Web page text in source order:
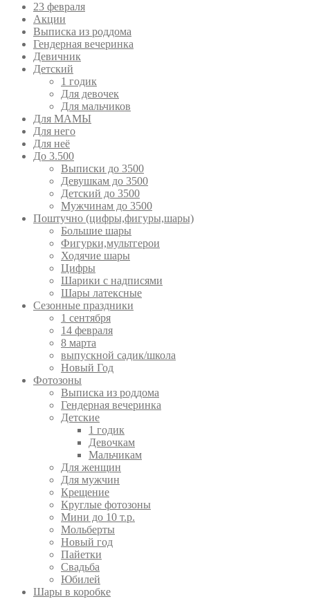
23 февраля
Акции
Выписка из роддома
Гендерная вечеринка
Девичник
Детский
1 годик
Для девочек
Для мальчиков
Для МАМЫ
Для него
Для неё
До 3.500
Выписки до 3500
Девушкам до 3500
Детский до 3500
Мужчинам до 3500
Поштучно (цифры,фигуры,шары)
Большие шары
Фигурки,мультгерои
Ходячие шары
Цифры
Шарики с надписями
Шары латексные
Сезонные праздники
1 сентября
14 февраля
8 марта
выпускной садик/школа
Новый Год
Фотозоны
Выписка из роддома
Гендерная вечеринка
Детские
1 годик
Девочкам
Мальчикам
Для женщин
Для мужчин
Крещение
Круглые фотозоны
Мини до 10 т.р.
Мольберты
Новый год
Пайетки
Свадьба
Юбилей
Шары в коробке